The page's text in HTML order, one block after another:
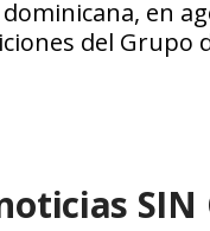
en
del Grupo
SIN